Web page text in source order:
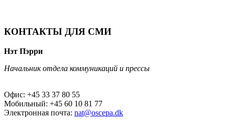
КОНТАКТЫ ДЛЯ СМИ
Нэт Пэрри
Начальник отдела коммуникаций и прессы
Офис: +45 33 37 80 55
Мобильный: +45 60 10 81 77
Электронная почта: nat@oscepa.dk